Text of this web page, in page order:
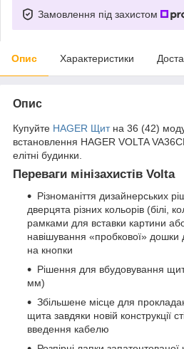
Замовлення під захистом
Опис Характеристики
Опис
Купуйте HAGER Щитна 36 (42)
встановлення HAGER VOLTA
елітні будинки.
Переваги мінізахистів Volta
Різноманіття дизайнерських
дверцята різних кольорів (білі,
рамками для вставки картини
навішування «пробкової» дошки
на кнопки
Рішення для вбудовування
мм)
Збільшене місце для
щита завдяки новій конструкції
введення кабелю